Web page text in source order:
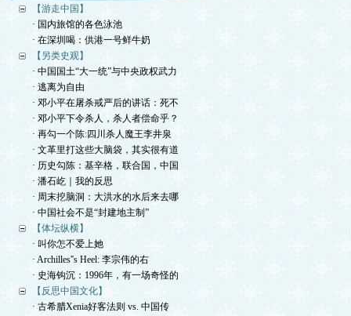
【游走中国】
· 国内旅馆的各色泳池
· 在深圳喝：供港一号鲜牛奶
【另类史观】
· 中国国土“大一统”与中央政权武力
· 逃离为自由
· 邓小平在屠杀戒严后的讲话：死不
· 邓小平下令杀人，杀人者偿命乎？
· 再勾一个陈:四川杀人魔王李井泉
· 文革里打这些大脑袋，其实很有道
· 历史勾陈：基辛格，联合国，中国
· 潘石屹｜我的反思
· 周末挖脑洞：大洪水的水后来去哪
· 中国社会不是“封建地主制”
【体坛纵横】
· 叫你怎不爱上她
· Archilles''s Heel: 李宗伟的右
· 史海钩沉：1996年，有一场奇怪的
【反思中国文化】
· 古希腊Xenia好客法则 vs. 中国传